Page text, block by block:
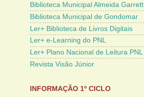
Biblioteca Municipal Almeida Garrett
Biblioteca Municipal de Gondomar
Ler+ Biblioteca de Livros Digitais
Ler+ e-Learning do PNL
Ler+ Plano Nacional de Leitura PNL
Revista Visão Júnior
INFORMAÇÃO 1º CICLO